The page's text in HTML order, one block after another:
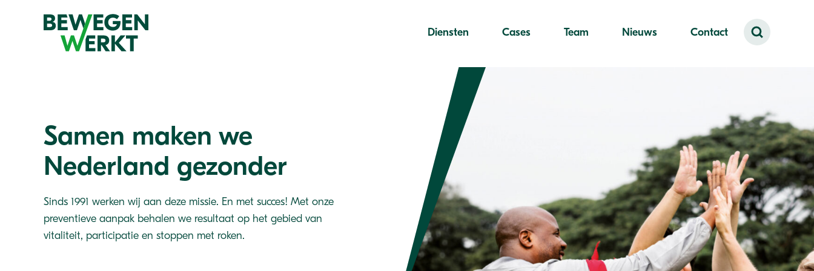
Diensten Cases Team Nieuws Contact
Samen maken we
Nederland gezonder
Sinds 1991 werken wij aan deze missie. En met succes! Met onze
preventieve aanpak behalen we resultaat op het gebied van
vitaliteit, participatie en stoppen met roken.